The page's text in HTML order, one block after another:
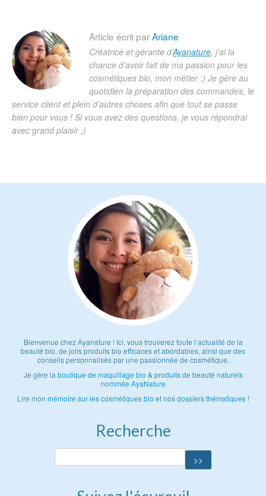
Article écrit parAriane
Créatrice et gérante d’Ayanature, j’ai la
chance d’avoir fait de ma passion pour les
cosmétiques bio, mon métier :) Je gère au
quotidien la préparation des commandes, le
service client et plein d’autres choses afin que tout se passe
bien pour vous ! Si vous avez des questions, je vous répondrai
avec grand plaisir ;)
Bienvenue chez Ayanature ! Ici, vous trouverez toute l’actualité de la
beauté bio, de jolis produits bio efficaces et abordables, ainsi que des
conseils personnalisés par une passionnée de cosmétique.
Je gère laboutique de maquillage bio & produits de beauté naturels
nommée AyaNature
Lire monmémoire sur les cosmétiques bioet nosdossiers thématiques!
Recherche